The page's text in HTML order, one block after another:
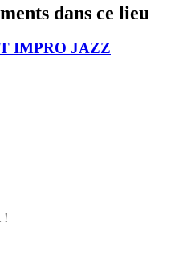
dans ce lieu
IMPRO JAZZ
!